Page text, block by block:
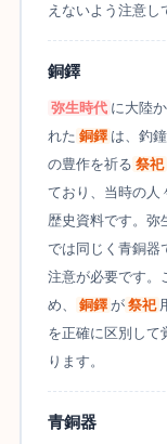
えないよう注意し
銅鐸
弥生時代 に大陸
れた 銅鐸 は、釣
の豊作を祈る 祭祀
ており、当時の人
歴史資料です。弥
では同じく青銅器
注意が必要です。
め、
銅鐸 が 祭祀
を正確に区別して
ります。
青銅器